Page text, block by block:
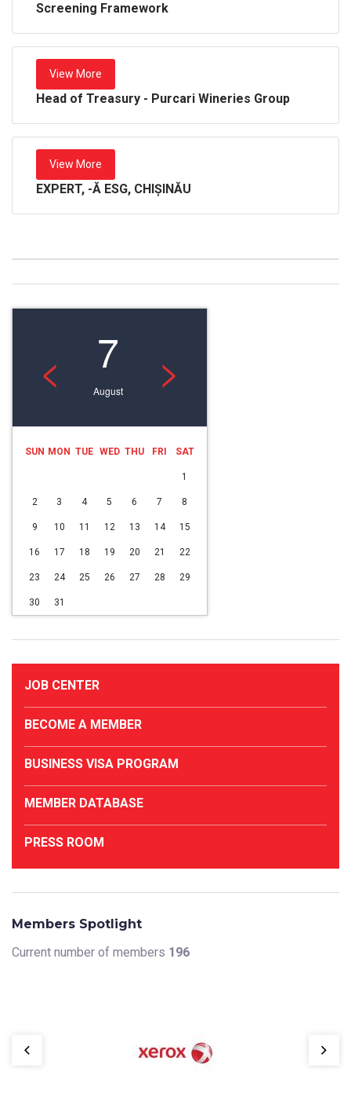
Screening Framework
View More
Head of Treasury - Purcari Wineries Group
View More
EXPERT, -Ă ESG, CHIȘINĂU
< 7
August >
SUN MON TUE WED THU FRI SAT
1
2 3 4 5 6 7 8
9 10 11 12 13 14 15
16 17 18 19 20 21 22
23 24 25 26 27 28 29
30 31
JOB CENTER
BECOME A MEMBER
BUSINESS VISA PROGRAM
MEMBER DATABASE
PRESS ROOM
Members Spotlight
Current number of members 196